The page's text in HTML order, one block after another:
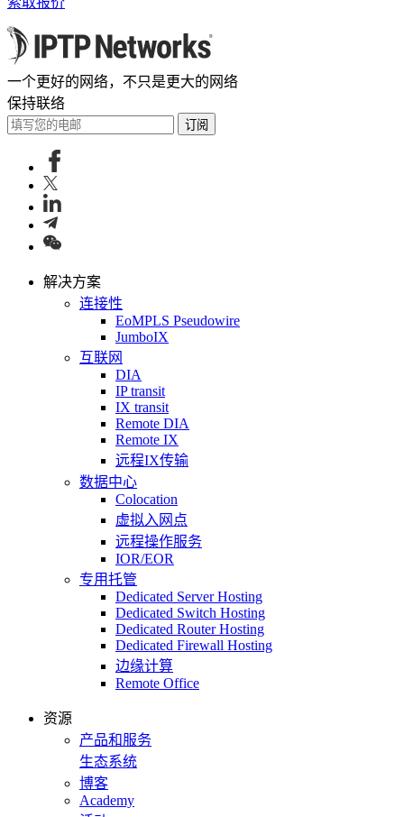
一个更好的网络，不只是更大的网络
保持联络
订阅
解决方案
连接性
EoMPLS Pseudowire
JumboIX
互联网
DIA
IP transit
IX transit
Remote DIA
Remote IX
远程IX传输
数据中心
Colocation
虚拟入网点
远程操作服务
IOR/EOR
专用托管
Dedicated Server Hosting
Dedicated Switch Hosting
Dedicated Router Hosting
Dedicated Firewall Hosting
边缘计算
Remote Office
资源
产品和服务
生态系统
博客
Academy